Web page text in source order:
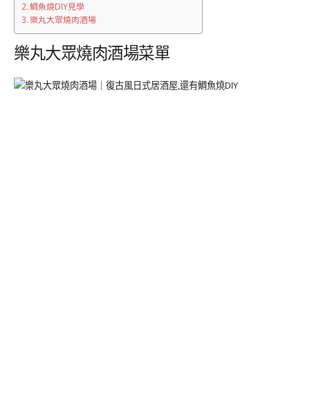
鯛魚燒DIY見學
樂丸大眾燒肉酒場
樂丸大眾燒肉酒場菜單